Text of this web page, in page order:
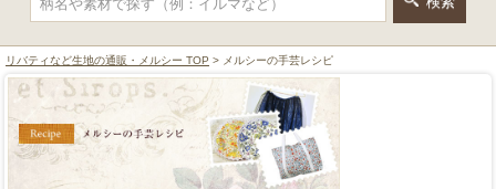
リバティなど生地の通販・メルシー TOP > メルシーの手芸レシピ